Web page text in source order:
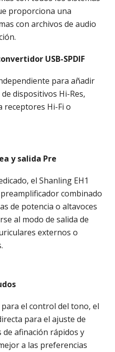
proporciona una
con archivos de audio
USB-SPDIF
para añadir
dispositivos Hi-Res,
receptores Hi-Fi o
y salida Pre
el Shanling EH1
combinado
de potencia o altavoces
al modo de salida de
externos o
el control del tono, el
para el ajuste de
de afinación rápidos y
a las preferencias